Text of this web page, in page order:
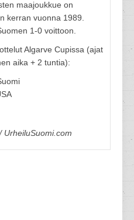
maajoukkue on
kerran vuonna 1989.
1-0 voittoon.
Algarve Cupissa (ajat
aika + 2 tuntia):
UrheiluSuomi.com